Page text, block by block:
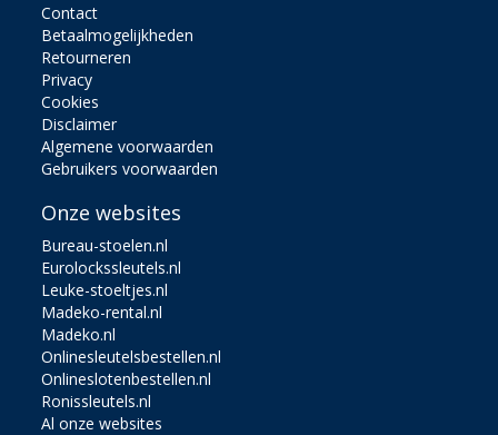
Contact
Betaalmogelijkheden
Retourneren
Privacy
Cookies
Disclaimer
Algemene voorwaarden
Gebruikers voorwaarden
Onze websites
Bureau-stoelen.nl
Eurolockssleutels.nl
Leuke-stoeltjes.nl
Madeko-rental.nl
Madeko.nl
Onlinesleutelsbestellen.nl
Onlineslotenbestellen.nl
Ronissleutels.nl
Al onze websites